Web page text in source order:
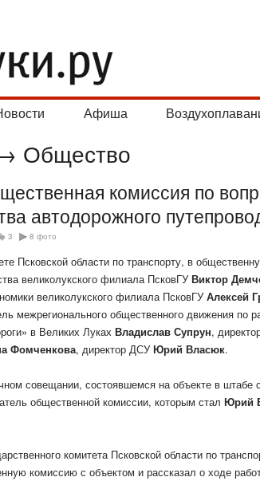
Афиша
Общество
комиссия по
автодорожного
3 8 фото
Псковской области по транспорту, в
великолукского филиала ПсковГУВиктор
великолукского филиала ПсковГУАлексей
межрегионального общественного движения по
в Великих Луках Владислав Супрун,
Фомченкова, директор ДСУЮрий Власюк.
совещании, состоявшемся на объекте в штабе
общественной комиссии, которым стал Юрий
комитета Псковской области по
комиссию с объектом и рассказал о ходе